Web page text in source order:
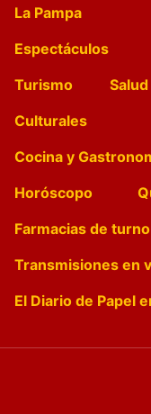
La Pampa
Espectáculos
Turismo
Salud
Culturales
Cocina y
Horóscopo
Farmacias de turno
Transmisiones en
El Diario de Papel